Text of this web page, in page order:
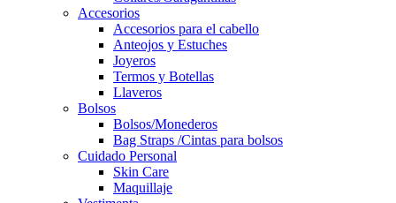
Accesorios
Accesorios para el cabello
Anteojos y Estuches
Joyeros
Termos y Botellas
Llaveros
Bolsos
Bolsos/Monederos
Bag Straps /Cintas para bolsos
Cuidado Personal
Skin Care
Maquillaje